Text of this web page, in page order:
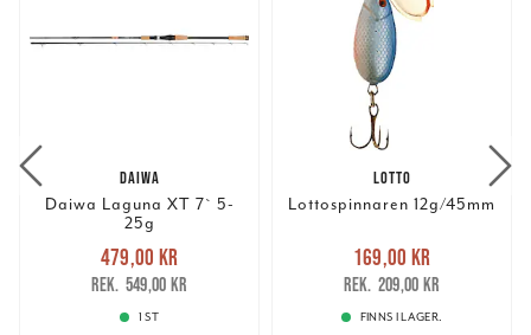
DAIWA
Daiwa Laguna XT 7` 5-
25g
Nuvarande pris
479,00 krTidigare pris
549,00 kr
479,00 kr
549,00 kr
1 ST
LOTTO
Lottospinnaren 12g/45mm
Nuvarande pris
169,00 krTidigare pris
209,00 kr
169,00 kr
209,00 kr
FINNS I LAGER.